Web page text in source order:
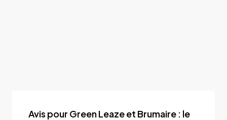
Avis pour Green Leaze et Brumaire : le